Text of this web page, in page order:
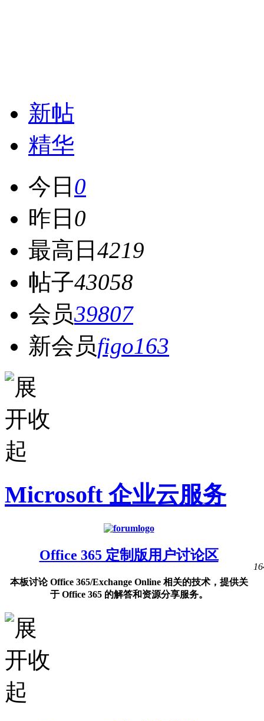
新帖
精华
今日 0
昨日 0
最高日 4219
帖子43058
会员39807
新会员figo163
Microsoft 企业云服务
Office 365 定制版用户讨论区
本板讨论 Office 365/Exchange Online 相关的技术，提供关
于 Office 365 的解答和资源分享服务。